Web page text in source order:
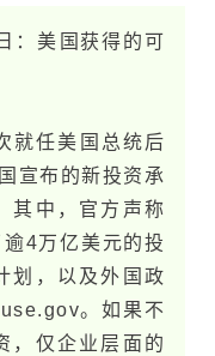
：美​国获得的可
就任美​国总统后
宣布的新投资承
其中，官方声称
4万亿美元的投
划，以及外国政
。如果不
，仅企业层面的